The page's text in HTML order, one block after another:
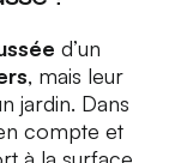
d’un
, mais leur
jardin. Dans
compte et